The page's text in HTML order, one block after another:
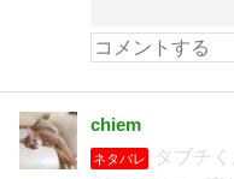
chiem
ネタバレ
タブチ